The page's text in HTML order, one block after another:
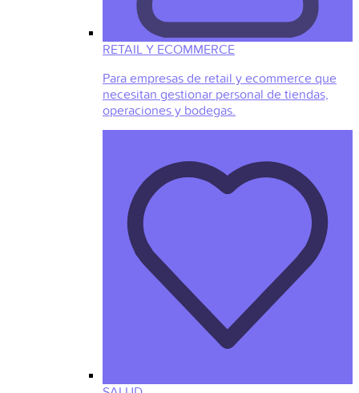
RETAIL Y ECOMMERCE
Para empresas de retail y ecommerce que
necesitan gestionar personal de tiendas,
operaciones y bodegas.